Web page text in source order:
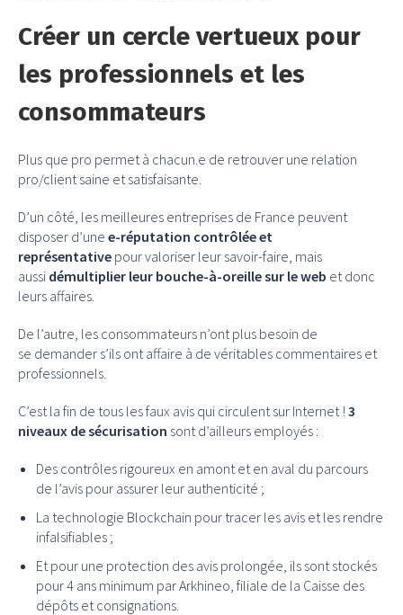
Créer un cercle vertueux pour
les professionnels et les
consommateurs
Plus que pro permet à chacun.e de retrouver une relation
pro/client saine et satisfaisante.
D’un côté, les meilleures entreprises de France peuvent
disposer d’une e-réputation contrôlée et
représentative pour valoriser leur savoir-faire, mais
aussi démultiplier leur bouche-à-oreille sur le web et donc
leurs affaires.
De l’autre, les consommateurs n’ont plus besoin de
se demander s’ils ont affaire à de véritables commentaires et
professionnels.
C’est la fin de tous les faux avis qui circulent sur Internet ! 3
niveaux de sécurisation sont d’ailleurs employés :
Des contrôles rigoureux en amont et en aval du parcours
de l’avis pour assurer leur authenticité ;
La technologie Blockchain pour tracer les avis et les rendre
infalsifiables ;
Et pour une protection des avis prolongée, ils sont stockés
pour 4 ans minimum par Arkhineo, filiale de la Caisse des
dépôts et consignations.